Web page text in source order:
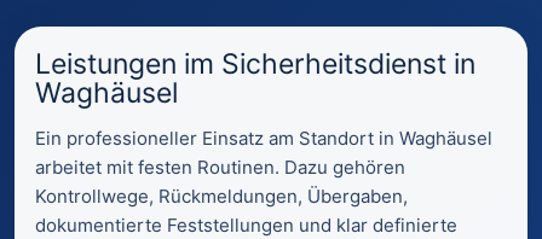
Leistungen im Sicherheitsdienst in
Waghäusel
Ein professioneller Einsatz am Standort in Waghäusel
arbeitet mit festen Routinen. Dazu gehören
Kontrollwege, Rückmeldungen, Übergaben,
dokumentierte Feststellungen und klar definierte